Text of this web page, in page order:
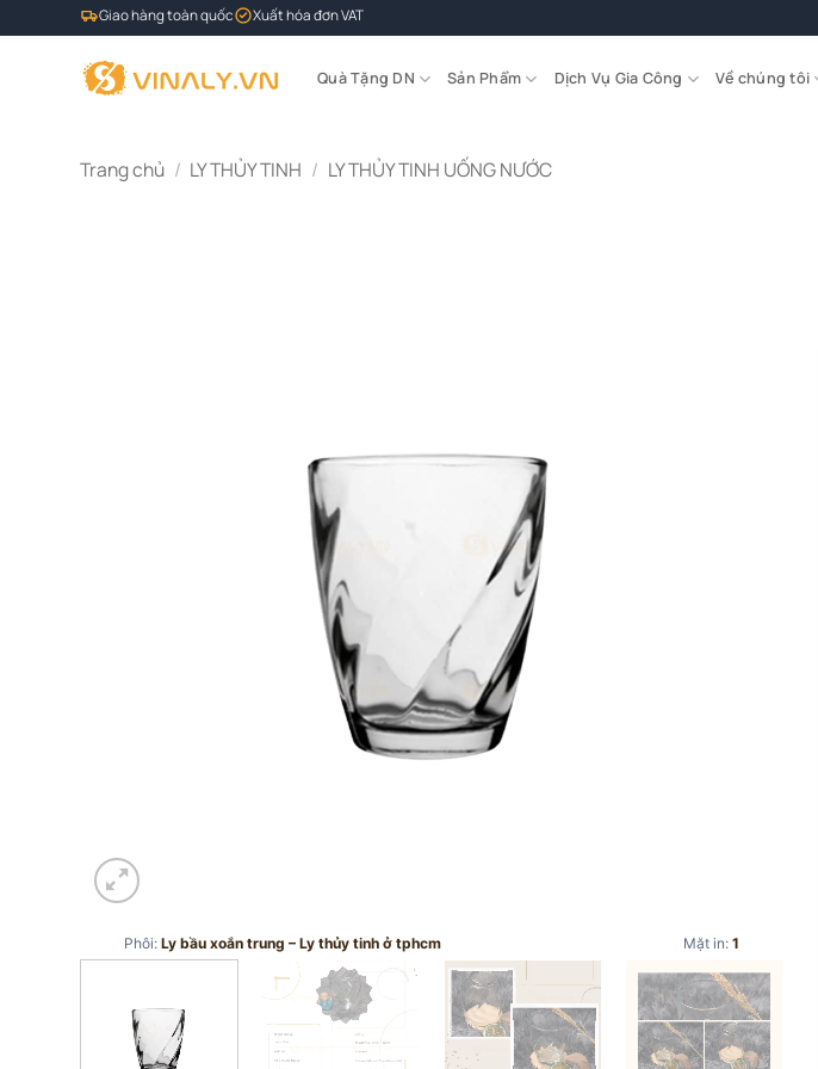
qua
Giao hàng toàn quốc Xuất hóa đơn VAT
Quà Tặng DN Sản Phẩm Dịch Vụ Gia Công Về chúng tôi
Trang chủ / LY THỦY TINH / LY THỦY TINH UỐNG NƯỚC
Phôi: Ly bầu xoắn trung – Ly thủy tinh ở tphcm Mặt in: 1